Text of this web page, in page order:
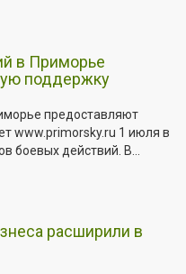
в Приморье
поддержку
предоставляют
www.primorsky.ru 1 июля в
боевых действий. В...
расширили в